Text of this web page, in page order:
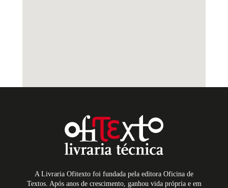
A Livraria Ofitexto foi fundada pela editora Oficina de
Textos. Após anos de crescimento, ganhou vida própria e em